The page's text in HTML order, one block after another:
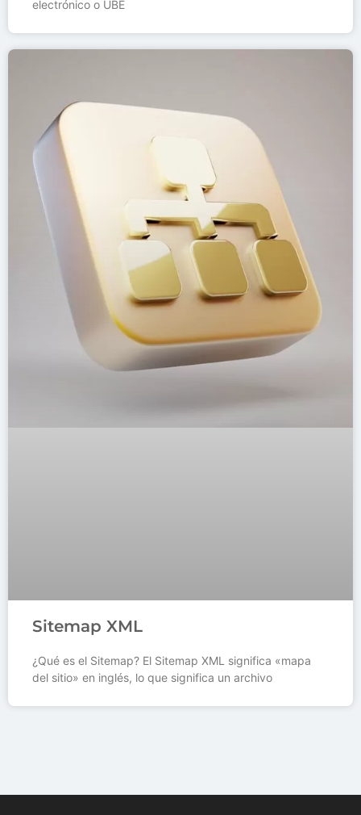
electrónico o UBE
Sitemap XML
¿Qué es el Sitemap? El Sitemap XML significa «mapa
del sitio» en inglés, lo que significa un archivo